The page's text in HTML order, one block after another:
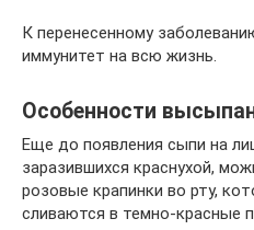
К перенесенному
иммунитет на всю жизнь.
Особенности
Еще до появления сыпи на
заразившихся краснухой,
розовые крапинки во рту,
сливаются в темно-красные